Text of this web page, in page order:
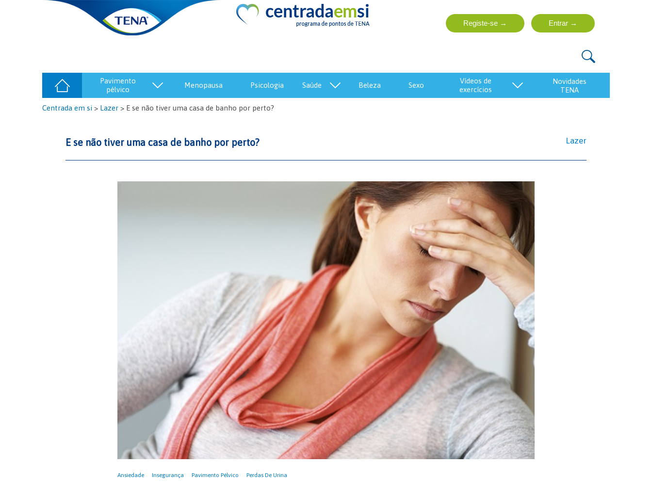
pavimento
pélvico
menopausa psicologia saúde beleza sexo
vídeos de
exercícios
Centrada em si > Lazer > E se não tiver uma casa de banho por perto?
E se não tiver uma casa de banho por perto? Lazer
Ansiedade Insegurança Pavimento Pélvico Perdas De Urina